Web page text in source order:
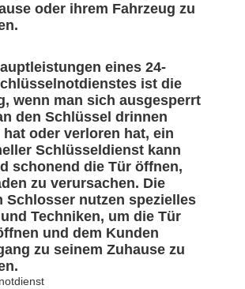
oder ihrem Fahrzeug zu
eines 24-
ist die
wenn man sich ausgesperrt
den Schlüssel drinnen
oder verloren hat, ein
Schlüsseldienst kann
schonend die Tür öffnen,
zu verursachen. Die
Schlosser nutzen spezielles
Techniken, um die Tür
und dem Kunden
zu seinem Zuhause zu